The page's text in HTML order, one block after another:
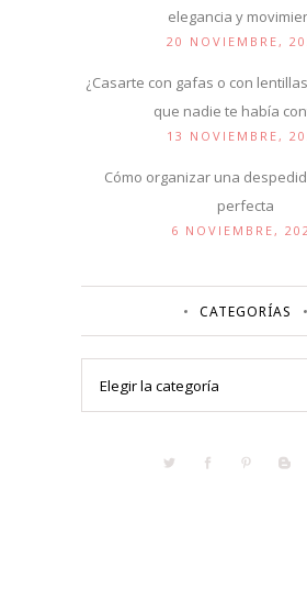
elegancia y
20 NOVIEMBRE,
¿Casarte con gafas o con
que nadie te había
13 NOVIEMBRE,
Cómo organizar una
perfecta
6 NOVIEMBRE,
CATEGORÍAS